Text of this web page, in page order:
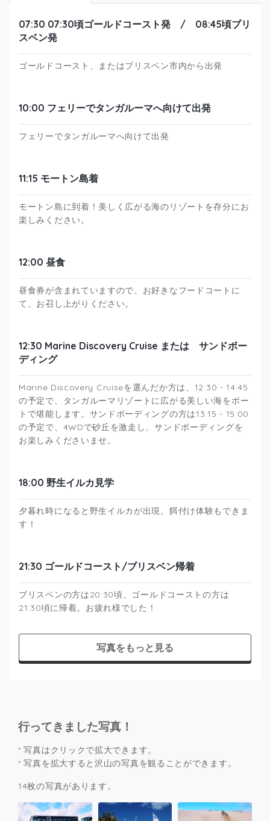
07:30 07:30頃ゴールドコースト発 / 08:45頃ブリ
スベン発
ゴールドコースト、またはブリスベン市内から出発
10:00 フェリーでタンガルーマへ向けて出発
フェリーでタンガルーマへ向けて出発
11:15 モートン島着
モートン島に到着！美しく広がる海のリゾートを存分にお
楽しみください。
12:00 昼食
昼食券が含まれていますので、お好きなフードコートに
て、お召し上がりください。
12:30 Marine Discovery Cruise または サンドボー
ディング
Marine Discovery Cruiseを選んだか方は、12:30 - 14:45
の予定で、タンガルーマリゾートに広がる美しい海をボー
トで堪能します。サンドボーディングの方は13:15 - 15:00
の予定で、4WDで砂丘を激走し、サンドボーディングを
お楽しみくださいませ。
18:00 野生イルカ見学
夕暮れ時になると野生イルカが出現。餌付け体験もできま
す！
21:30 ゴールドコースト/ブリスベン帰着
ブリスベンの方は20:30頃、ゴールドコーストの方は
21:30頃に帰着。お疲れ様でした！
写真をもっと見る
行ってきました写真！
* 写真はクリックで拡大できます。
* 写真を拡大すると沢山の写真を観ることができます。
14枚の写真があります。